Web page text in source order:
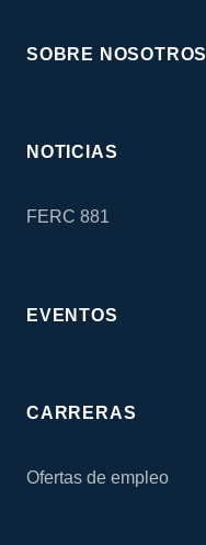
SOBRE NOSOTROS
NOTICIAS
FERC 881
EVENTOS
CARRERAS
Ofertas de empleo